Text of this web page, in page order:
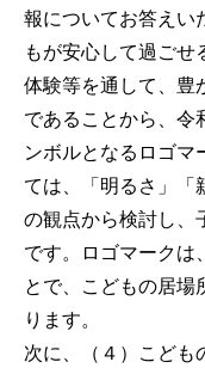
報についてお答えい
もが安心して過ご
体験等を通して、豊
であることから、令
ンボルとなるロゴマ
ては、「明るさ」「
の観点から検討し、
です。ロゴマークは
とで、こどもの居場
ります。
次に、（４）こども